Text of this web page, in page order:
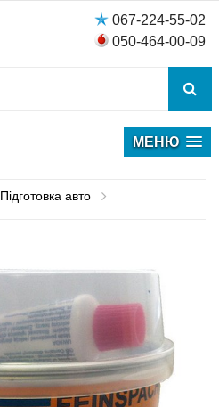
067-224-55-02
050-464-00-09
МЕНЮ
Пiдготовка авто